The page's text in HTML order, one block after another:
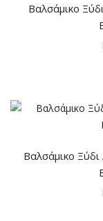
Βαλσάμικο
Βαλσάμικο